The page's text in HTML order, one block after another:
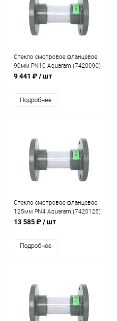
Стекло смотровое фланцевое
90мм PN10 Aquaram (7420090)
9 441 ₽/ шт
Подробнее
Стекло смотровое фланцевое
125мм PN4 Aquaram (7420125)
13 585 ₽/ шт
Подробнее